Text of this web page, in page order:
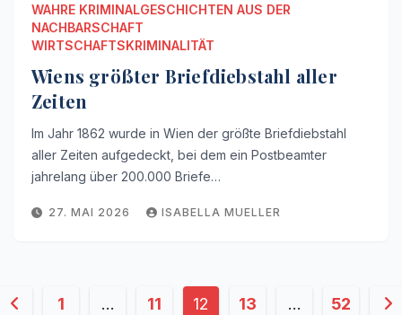
WAHRE KRIMINALGESCHICHTEN AUS DER
NACHBARSCHAFT
WIRTSCHAFTSKRIMINALITÄT
Wiens größter Briefdiebstahl aller
Zeiten
Im Jahr 1862 wurde in Wien der größte Briefdiebstahl
aller Zeiten aufgedeckt, bei dem ein Postbeamter
jahrelang über 200.000 Briefe…
27. MAI 2026 ISABELLA MUELLER
1 … 11 12 13 … 52